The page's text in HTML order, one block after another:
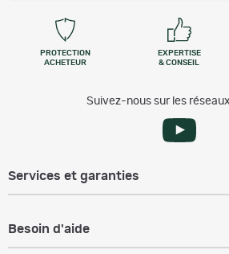
PROTECTION
ACHETEUR
EXPERTISE
& CONSEIL
Suivez-nous sur les
Services et garanties
Besoin d'aide